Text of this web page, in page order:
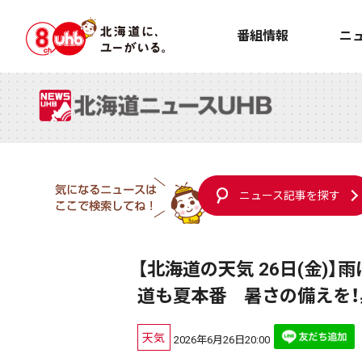
番組情報 ニ
ニュース記事を探す
【北海道の天気 26日(金)】
道も夏本番 暑さの備えを
天気 2026年6月26日20:00